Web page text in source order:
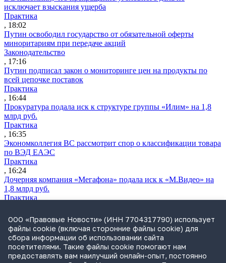
исключает взыскания ущерба
Практика
, 18:02
Путин освободил государство от обязательной оферты
миноритариям при передаче акций
Законодательство
, 17:16
Путин подписал закон о мониторинге цен на продукты по
всей цепочке поставок
Практика
, 16:44
Прокуратура подала иск к структуре группы «Илим» на 1,8
млрд руб.
Практика
, 16:35
Экономколлегия ВС рассмотрит спор о классификации товара
по ВЭД ЕАЭС
Практика
, 16:24
Дочерняя компания «Мегафона» подала иск к «М.Видео» на
1,8 млрд руб.
Практика
СИП проверит отмену патента на систему управления
устройствами после возражений «Яндекса»
Практика
, 15:17
Суды 10 стран рассматривают иски российской «дочки»
Google о возврате дивидендов
ООО «Правовые Новости» (ИНН 7704317790) использует
файлы cookie (включая сторонние файлы cookie) для
сбора информации об использовании сайта
посетителями. Такие файлы cookie помогают нам
предоставлять вам наилучший онлайн-опыт, постоянно